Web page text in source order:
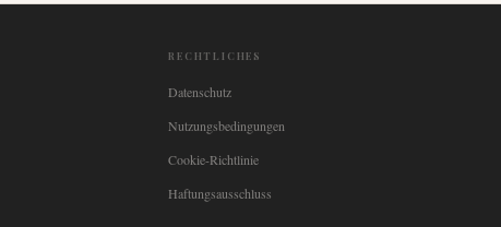
RECHTLICHES
Datenschutz
Nutzungsbedingungen
Cookie-Richtlinie
Haftungsausschluss